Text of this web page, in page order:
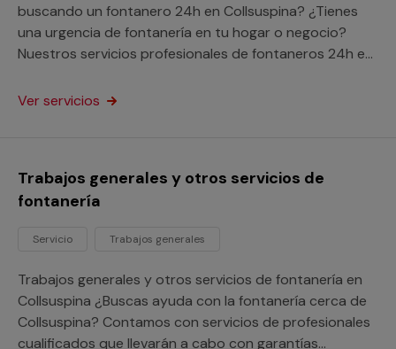
buscando un fontanero 24h en Collsuspina? ¿Tienes
una urgencia de fontanería en tu hogar o negocio?
Nuestros servicios profesionales de fontaneros 24h en
cualquier lugar de la provincia de Barcelona.
Ver servicios
Trabajos generales y otros servicios de
fontanería
Servicio Trabajos generales
Trabajos generales y otros servicios de fontanería en
Collsuspina ¿Buscas ayuda con la fontanería cerca de
Collsuspina? Contamos con servicios de profesionales
cualificados que llevarán a cabo con garantías